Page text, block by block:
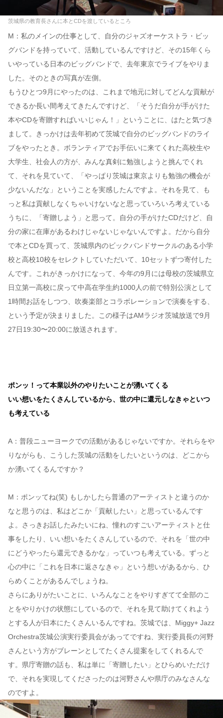
茨城県の教育長さんに本とCDを渡しているところ
M：私のメインの仕事として、自分のジャズオーケストラ・ビッ
グバンドを持っていて、活動しているんですけど、その15年くら
いやっている日本のビッグバンドで、去年東京でライブをやりま
した。そのときの写真が左側。
もうひとつ9月にやったのは、これまで地元に対してどんな貢献が
できるか長い間考えてきたんですけど、「そうだ自分が手がけた
本やCDを寄贈すればいいじゃん！」ということに、はたと気づき
まして。きっかけは去年初めて茨城で自分のビッグバンドのライ
ブをやったとき。ボランティアでお手伝いに来てくれた高校生や
大学生、社会人の方が、みんな真剣に勉強しようと挑んでくれ
て、それを見ていて、「やっぱり茨城は東京よりも勉強の機会が
少ないんだな」ということを実感したんですよ。それを見て、も
っと私は貢献しなくちゃいけないなと思っていろいろ考えている
うちに、「寄贈しよう」と思って。自分の手がけたCDだけど、自
分の家に在庫があるわけじゃないじゃないんですよ。だから自分
で本とCDを買って、茨城県内のビックバンドサークルのある小学
校と高校10校をセレクトしていただいて、10セットずつ寄付した
んです。これがきっかけになって、今年の9月には母校の茨城県立
日立第一高校に戻って中高在学生約1000人の前で特別公演として
1時間お話をしつつ、吹奏楽部とコラボレーションで演奏をする、
という予定が決まりました。この様子はAMラジオ茨城放送で9月
27日19:30〜20:00に放送されます。
ポンッ！って本業以外のやりたいことが湧いてくる
いい想いをたくさんしているから、世の中に還元しなきゃといつ
も考えている
A：普段ニューヨークでの活動があるじゃないですか。それらをや
りながらも、こうした茨城の活動をしたいというのは、どこから
か湧いてくるんですか？
M：ポンッてね(笑) もしかしたら普通のアーティストと違うのか
なと思うのは、私はどこか「貢献したい」と思っているんです
よ。さっきお話したみたいにね、憧れのすごいアーティストと仕
事をしたり、いい想いをたくさんしているので、それを「世の中
にどうやったら還元できるかな」っていつも考えている。ずっと
心の中に「これを日本に返さなきゃ」という想いがあるから、ひ
らめくことがあるんでしょうね。
さらにありがたいことに、いろんなことをやりすぎてて全部のこ
とをやりかけの状態にしているので、それを見て助けてくれよう
とする人が日本にたくさんいるんですね。茨城では、Miggy+ Jazz
Orchestra茨城公演実行委員会があってですね、実行委員長の河野
さんという方がブレーンとしてたくさん提案をしてくれるんで
す。県庁寄贈の話も、私は単に「寄贈したい」とひらめいただけ
で、それを実現してくださったのは河野さんや県庁のみなさんな
のですよ。